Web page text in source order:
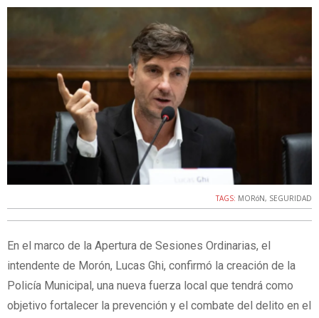
TAGS: MORóN, SEGURIDAD
En el marco de la Apertura de Sesiones Ordinarias, el
intendente de Morón, Lucas Ghi, confirmó la creación de la
Policía Municipal, una nueva fuerza local que tendrá como
objetivo fortalecer la prevención y el combate del delito en el